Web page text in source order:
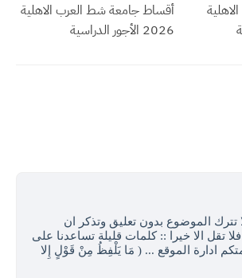
أقساط جامعة شط العرب الاهلية
2026 الأجور الدراسية
تترك الموضوع بدون تعليق وتذكر ان
تقل الا خيرا :: كلمات قليلة تساعدنا على
ادارة الموقع ... ( مَا يَلْفِظُ مِنْ قَوْلٍ إِلا